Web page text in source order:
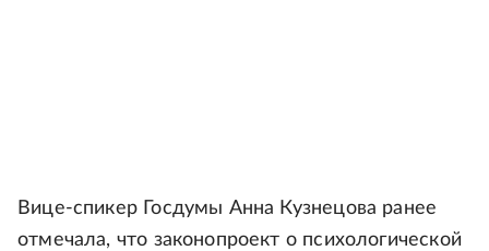
Вице-спикер Госдумы Анна Кузнецова ранее
отмечала, что законопроект о психологической